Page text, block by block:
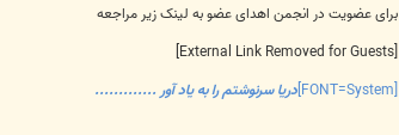
برای عضویت در انجمن اهدای عضو به لینک زیر مراجعه
[External Link Removed for Guests]
[FONT=System]
دریا سرنوشتم را به یاد آور .............